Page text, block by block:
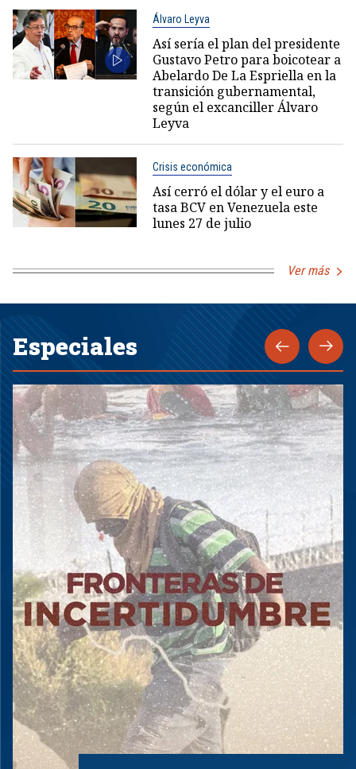
Álvaro Leyva
Así sería el plan del presidente
Gustavo Petro para boicotear a
Abelardo De La Espriella en la
transición gubernamental,
según el excanciller Álvaro
Leyva
Crisis económica
Así cerró el dólar y el euro a
tasa BCV en Venezuela este
lunes 27 de julio
Ver más
Especiales